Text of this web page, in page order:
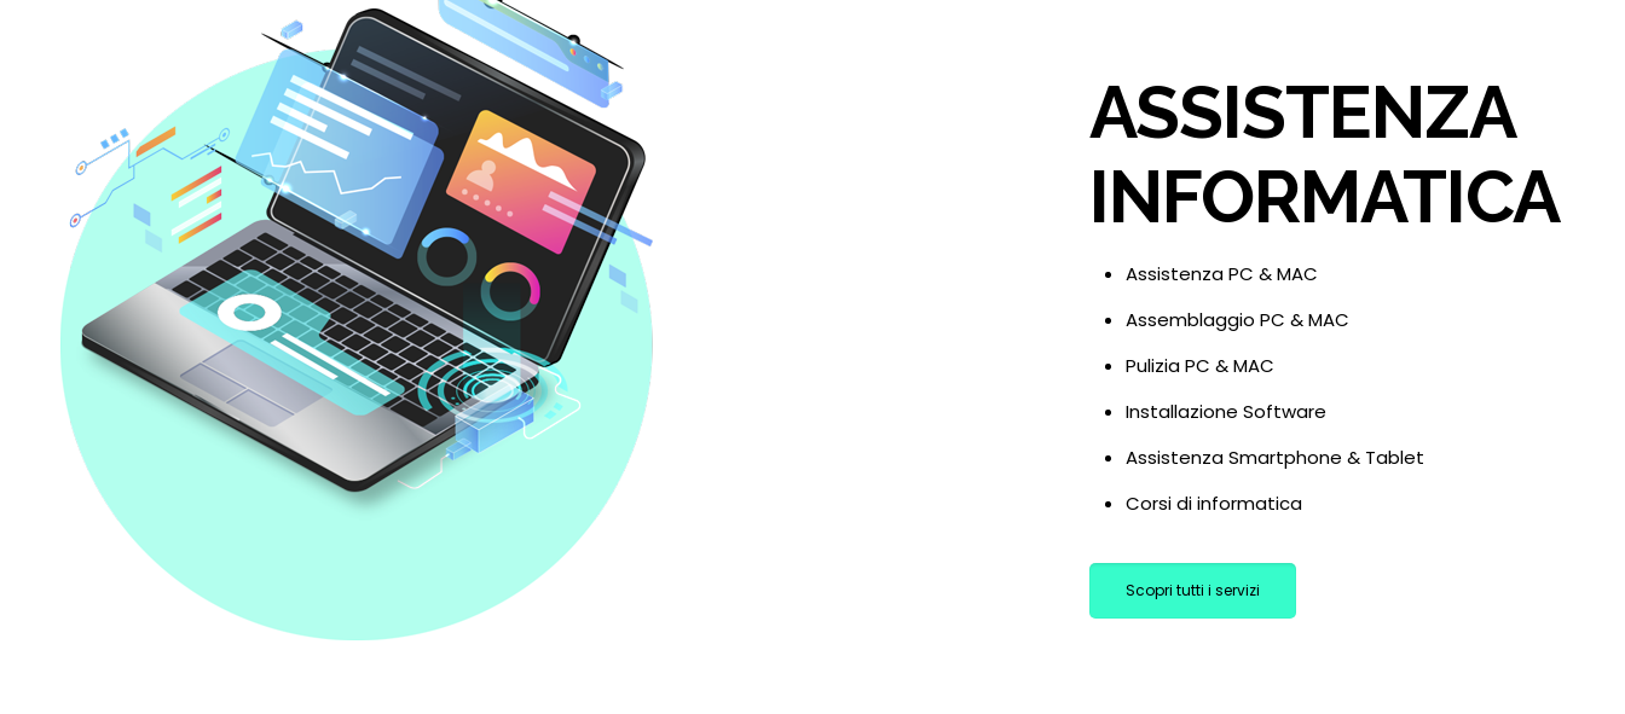
ASSISTENZA
INFORMATICA
Assistenza PC & MAC
Assemblaggio PC & MAC
Pulizia PC & MAC
Installazione Software
Assistenza Smartphone & Tablet
Corsi di informatica
Scopri tutti i servizi